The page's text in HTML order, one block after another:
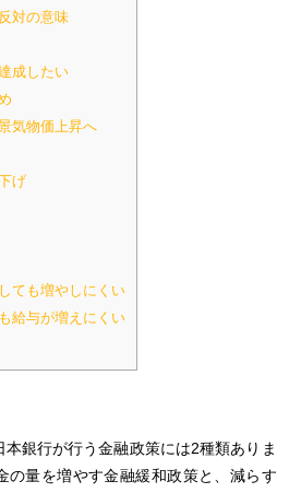
対の意味
成したい
気物価上昇へ
げ
ても増やしにくい
給与が増えにくい
銀行が行う金融政策には2種類ありま
の量を増やす金融緩和政策と、減らす